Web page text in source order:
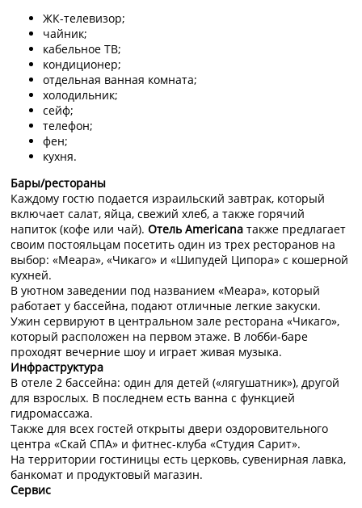
ЖК-телевизор;
чайник;
кабельное ТВ;
кондиционер;
отдельная ванная комната;
холодильник;
сейф;
телефон;
фен;
кухня.
Бары/рестораны
Каждому гостю подается израильский завтрак, который
включает салат, яйца, свежий хлеб, а также горячий
напиток (кофе или чай).Отель Americana также предлагает
своим постояльцам посетить один из трех ресторанов на
выбор: «Меара», «Чикаго» и «Шипудей Ципора» с кошерной
кухней.
В уютном заведении под названием «Меара», который
работает у бассейна, подают отличные легкие закуски.
Ужин сервируют в центральном зале ресторана «Чикаго»,
который расположен на первом этаже. В лобби-баре
проходят вечерние шоу и играет живая музыка.
Инфраструктура
В отеле 2 бассейна: один для детей («лягушатник»), другой
для взрослых. В последнем есть ванна с функцией
гидромассажа.
Также для всех гостей открыты двери оздоровительного
центра «Скай СПА» и фитнес-клуба «Студия Сарит».
На территории гостиницы есть церковь, сувенирная лавка,
банкомат и продуктовый магазин.
Сервис